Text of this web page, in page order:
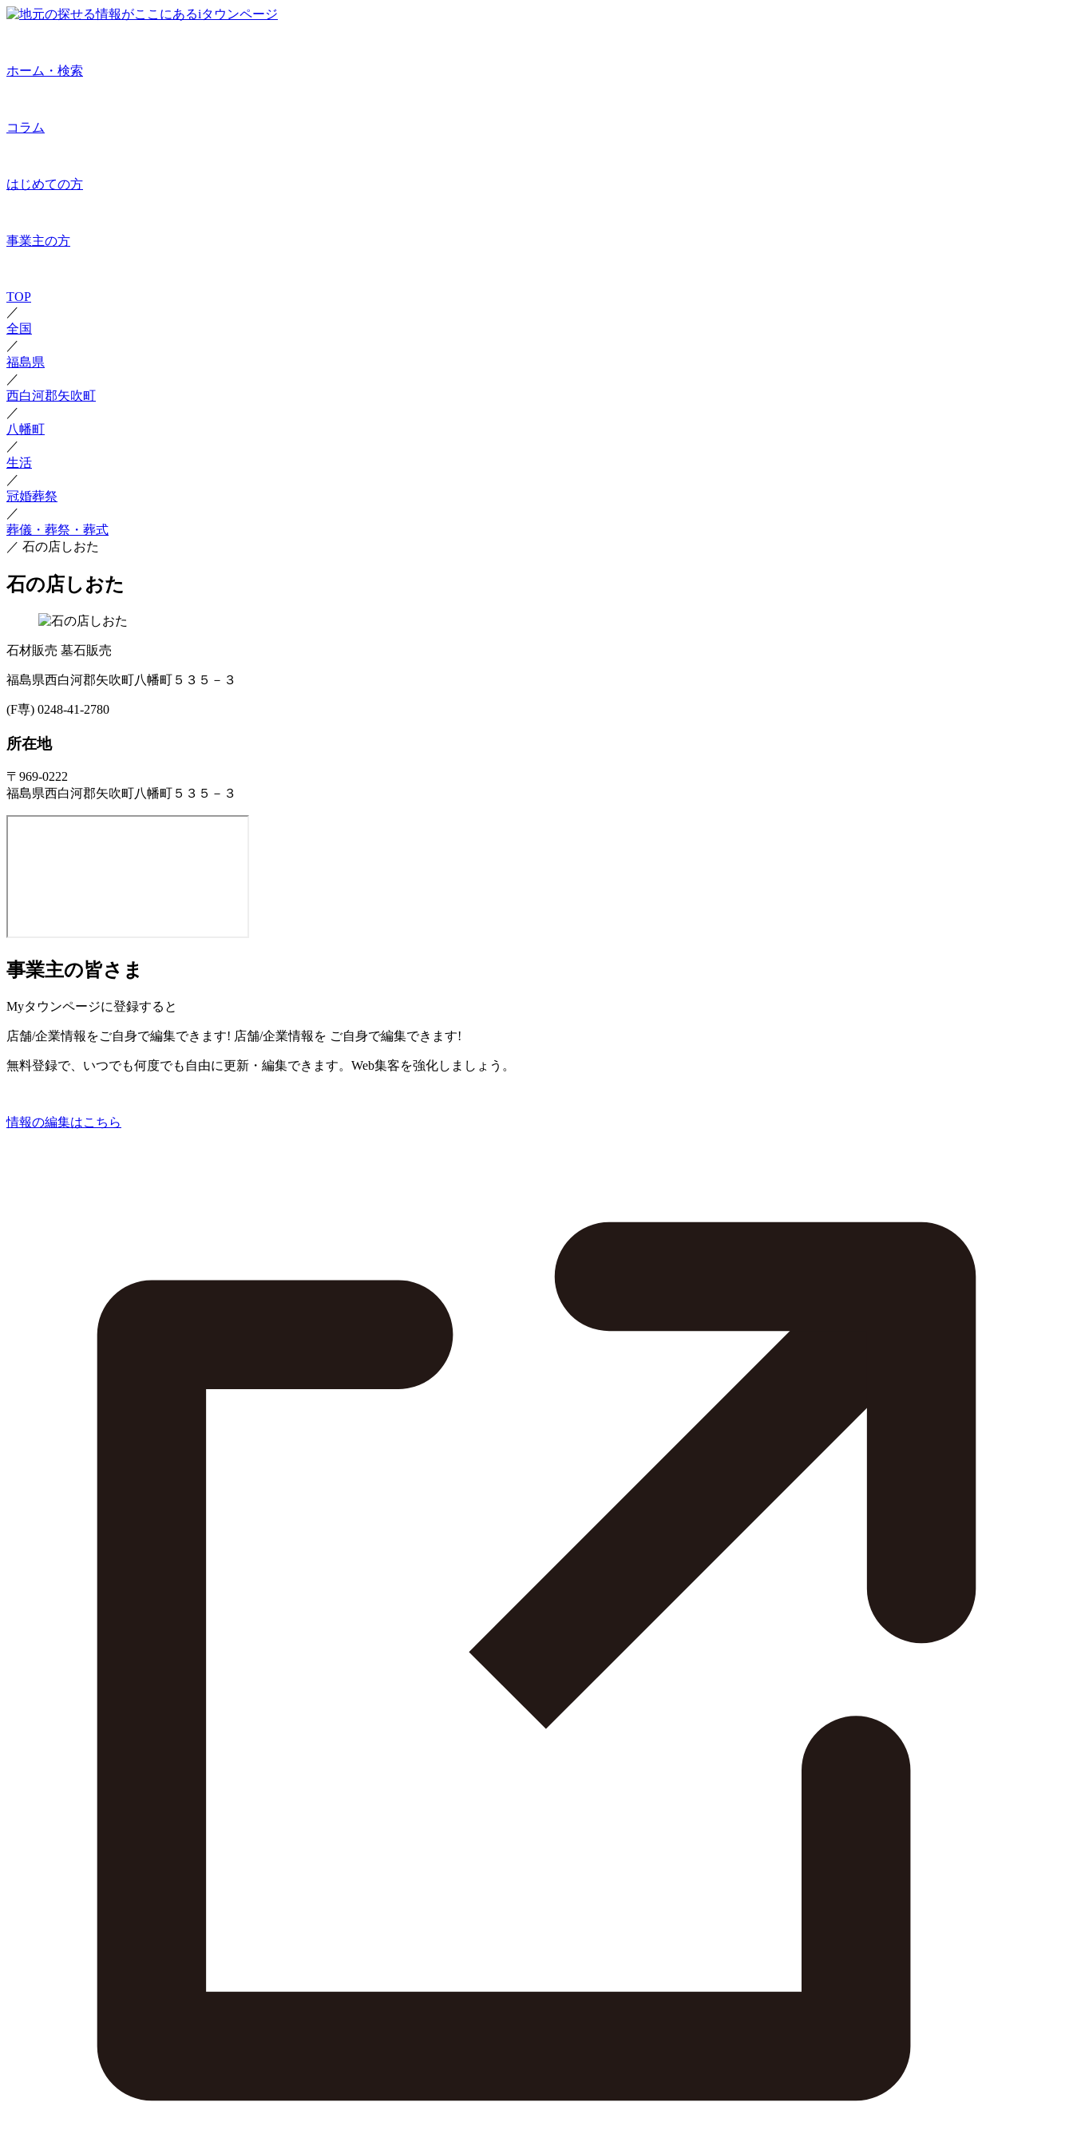
ホーム・検索
コラム
はじめての方
事業主の方
TOP
／
全国
／
福島県
／
西白河郡矢吹町
／
八幡町
／
生活
／
冠婚葬祭
／
葬儀・葬祭・葬式
／ 石の店しおた
石の店しおた
石材販売 墓石販売
福島県西白河郡矢吹町八幡町５３５－３
(F専) 0248-41-2780
所在地
〒969-0222
福島県西白河郡矢吹町八幡町５３５－３
事業主の皆さま
Myタウンページに登録すると
店舗/企業情報をご自身で編集できます! 店舗/企業情報を ご自身で編集できます!
無料登録で、いつでも何度でも自由に更新・編集できます。Web集客を強化しましょう。
情報の編集はこちら